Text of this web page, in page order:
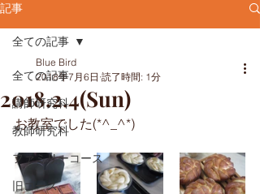
記事
全ての記事
講師研究科
教師研究科
ファミリーコース
旧コース
全ての記事
2018.2.4(Sun)
Blue Bird
2018年7月6日 読了時間: 1分
お教室でした(*^_^*)